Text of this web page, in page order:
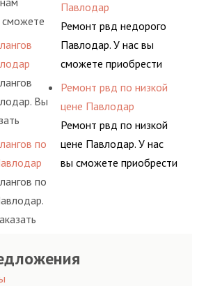
РВД на
либо на
Вы
разовой
по
по
высококвалифицирован
ными спецами, которые
помогут решить любую
сложную задачу.
фитингами и
комплектующими,
АДЫМ Инжиниринг
шлангов высокого
давления. Ремонт
шлангов производится
высококвалифицирован
ными спецами, которые
Павлодар
Ремонт рвд недорого
Павлодар. У нас вы
сможете приобрести
рукав с разными
фитингами и
комплектующими,
АДЫМ Инжиниринг
предлагает ремонт
Ремонт рвд по низкой
цене Павлодар
Ремонт рвд по низкой
цене Павлодар. У нас
вы сможете приобрести
предлагает ремонт